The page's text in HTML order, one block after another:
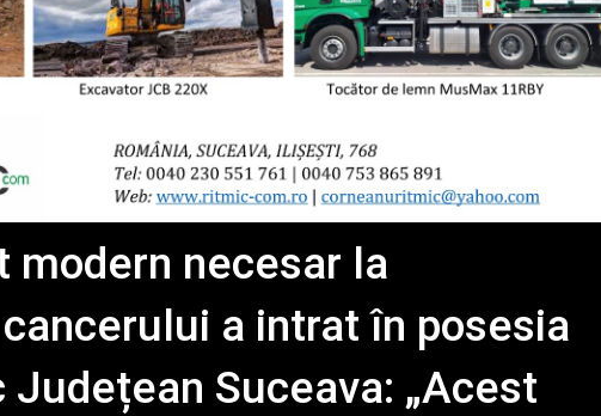
modern necesar la
a intrat în posesia
Suceava: „Acest